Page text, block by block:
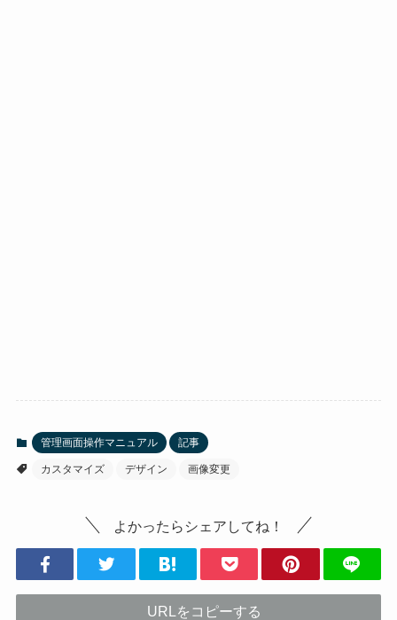
管理画面操作マニュアル 記事
カスタマイズ デザイン 画像変更
よかったらシェアしてね！
URLをコピーする